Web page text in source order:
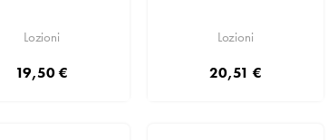
Lozioni
19,50 €
Lozioni
20,51 €